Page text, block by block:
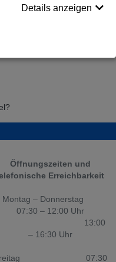
Öffnungszeiten und
Erreichbarkeit
Montag – Donnerstag
07:30 – 12:00 Uhr
13:00
– 16:30 Uhr
07:30
Details anzeigen